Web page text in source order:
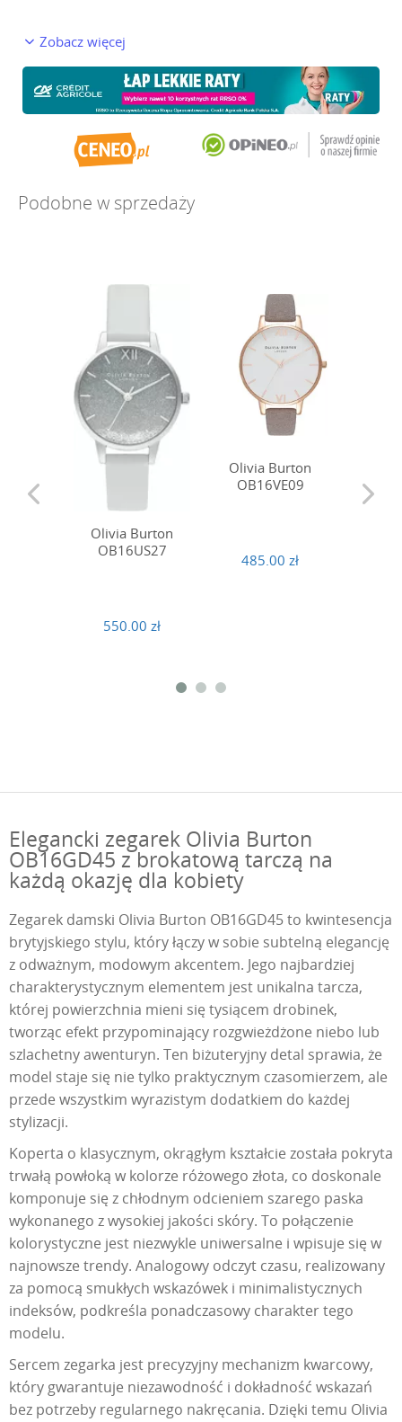
Zobacz więcej
Podobne w sprzedaży
Olivia Burton
OB16US27
550.00 zł
Olivia Burton
OB16VE09
485.00 zł
Elegancki zegarek Olivia Burton
OB16GD45 z brokatową tarczą na
każdą okazję dla kobiety
Zegarek damski Olivia Burton OB16GD45 to kwintesencja
brytyjskiego stylu, który łączy w sobie subtelną elegancję
z odważnym, modowym akcentem. Jego najbardziej
charakterystycznym elementem jest unikalna tarcza,
której powierzchnia mieni się tysiącem drobinek,
tworząc efekt przypominający rozgwieżdżone niebo lub
szlachetny awenturyn. Ten biżuteryjny detal sprawia, że
model staje się nie tylko praktycznym czasomierzem, ale
przede wszystkim wyrazistym dodatkiem do każdej
stylizacji.
Koperta o klasycznym, okrągłym kształcie została pokryta
trwałą powłoką w kolorze różowego złota, co doskonale
komponuje się z chłodnym odcieniem szarego paska
wykonanego z wysokiej jakości skóry. To połączenie
kolorystyczne jest niezwykle uniwersalne i wpisuje się w
najnowsze trendy. Analogowy odczyt czasu, realizowany
za pomocą smukłych wskazówek i minimalistycznych
indeksów, podkreśla ponadczasowy charakter tego
modelu.
Sercem zegarka jest precyzyjny mechanizm kwarcowy,
który gwarantuje niezawodność i dokładność wskazań
bez potrzeby regularnego nakręcania. Dzięki temu Olivia